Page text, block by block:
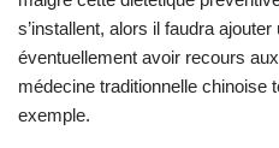
s’installent, alors il faudra
éventuellement avoir recours
médecine traditionnelle chinoise
exemple.